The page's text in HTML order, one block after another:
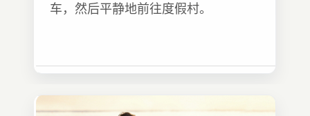
车，然后平静地前往度假村。